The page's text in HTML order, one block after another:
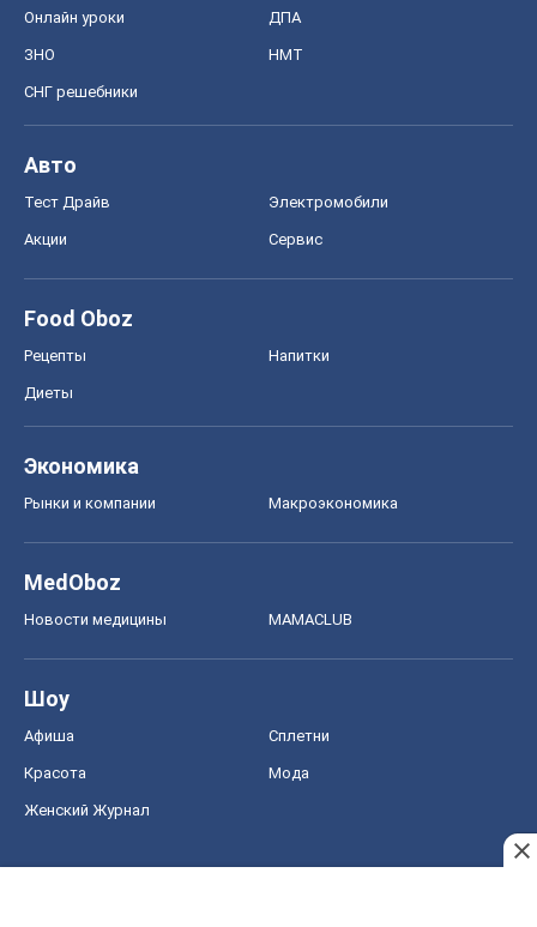
Онлайн уроки ДПА
ЗНО НМТ
СНГ решебники
Авто
Тест Драйв Электромобили
Акции Сервис
Food Oboz
Рецепты Напитки
Диеты
Экономика
Рынки и компании Mакроэкономика
MedOboz
Новости медицины MAMACLUB
Шоу
Афиша Сплетни
Красота Мода
Женский Журнал